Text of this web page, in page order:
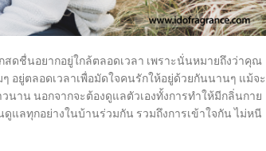
ดชื่นอยากอยู่ใกล้ตลอดเวลา เพราะนั่นหมายถึงว่าคุณ
อยู่ตลอดเวลาเพื่อมัดใจคนรักให้อยู่ด้วยกันนานๆ แม้จะ
าน นอกจากจะต้องดูแลตัวเองทั้งการทำให้มีกลิ่นกาย
แลทุกอย่างในบ้านร่วมกัน รวมถึงการเข้าใจกัน ไม่หนี